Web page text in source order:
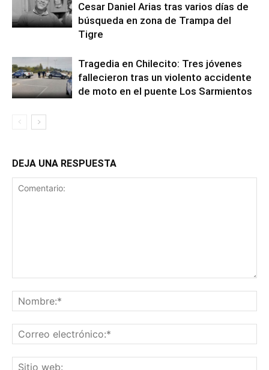
Cesar Daniel Arias tras varios días de
búsqueda en zona de Trampa del
Tigre
Tragedia en Chilecito: Tres jóvenes
fallecieron tras un violento accidente
de moto en el puente Los Sarmientos
DEJA UNA RESPUESTA